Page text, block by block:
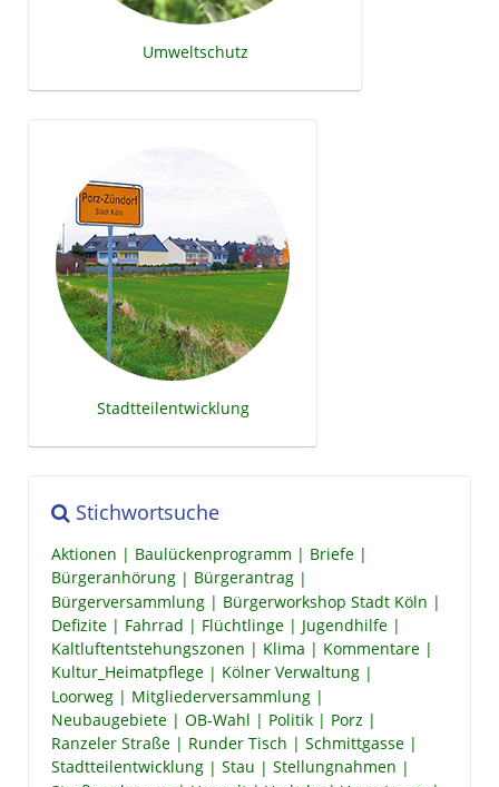
Umweltschutz
Stadtteilentwicklung
Stichwortsuche
Aktionen Baulückenprogramm
Briefe
Bürgeranhörung
Bürgerantrag
Bürgerversammlung
Bürgerworkshop Stadt Köln
Defizite
Fahrrad Flüchtlinge
Jugendhilfe
Kaltluftentstehungszonen
Klima
Kommentare
Kultur_Heimatpflege
Kölner Verwaltung
Loorweg
Mitgliederversammlung
Neubaugebiete
OB-Wahl Politik
Porz
Ranzeler Straße
Runder Tisch
Schmittgasse
Stadtteilentwicklung
Stau
Stellungnahmen